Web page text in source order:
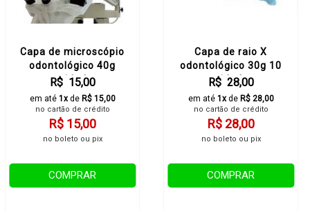
Capa de microscópio
odontológico 40g
unidade
R$ 15,00
em até 1xde R$ 15,00
no cartão de crédito
R$ 15,00
no boleto ou pix
COMPRAR
Capa de raio X
odontológico 30g 10
unidades
R$ 28,00
em até 1xde R$ 28,00
no cartão de crédito
R$ 28,00
no boleto ou pix
COMPRAR